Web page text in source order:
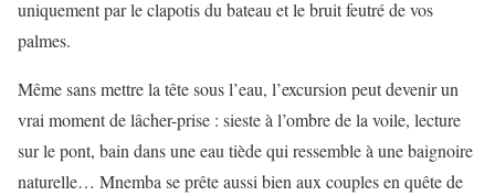
uniquement par le clapotis du bateau et le bruit feutré de vos
palmes.
Même sans mettre la tête sous l’eau, l’excursion peut devenir un
vrai moment de lâcher-prise : sieste à l’ombre de la voile, lecture
sur le pont, bain dans une eau tiède qui ressemble à une baignoire
naturelle… Mnemba se prête aussi bien aux couples en quête de